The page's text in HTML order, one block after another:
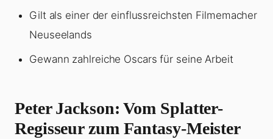
Gilt als einer der einflussreichsten Filmemacher
Neuseelands
Gewann zahlreiche Oscars für seine Arbeit
Peter Jackson: Vom Splatter-
Regisseur zum Fantasy-Meister